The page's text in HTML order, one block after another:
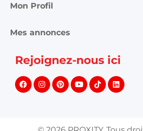
Mon Profil
Mes annonces
Rejoignez-nous ici